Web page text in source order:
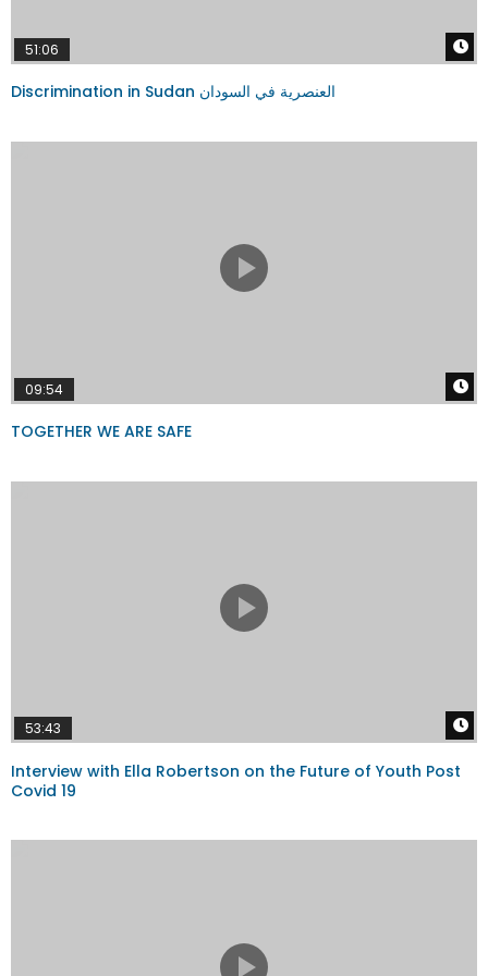
51:06
Discrimination in Sudan العنصرية في السودان
09:54
TOGETHER WE ARE SAFE
53:43
Interview with Ella Robertson on the Future of Youth Post
Covid 19